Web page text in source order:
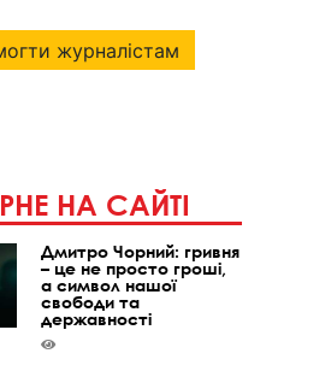
журналістам
НА САЙТІ
Дмитро Чорний: гривня
– це не просто гроші,
а символ нашої
свободи та
державності